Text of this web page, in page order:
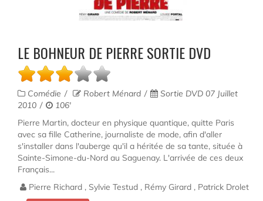
LE BOHNEUR DE PIERRE SORTIE DVD
Comédie Robert Ménard
Sortie DVD 07 Juillet
2010
106'
Pierre Martin, docteur en physique quantique, quitte Paris
avec sa fille Catherine, journaliste de mode, afin d'aller
s'installer dans l'auberge qu'il a héritée de sa tante, située à
Sainte-Simone-du-Nord au Saguenay. L'arrivée de ces deux
Français...
Pierre Richard , Sylvie Testud , Rémy Girard , Patrick Drolet